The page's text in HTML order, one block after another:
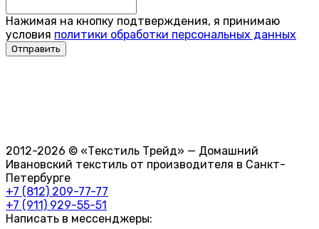
Нажимая на кнопку подтверждения, я принимаю
условия политики обработки персональных данных
2012-2026 © «Текстиль Трейд» — Домашний
Ивановский текстиль от производителя в Санкт-
Петербурге
+7 (812) 209-77-77
+7 (911) 929-55-51
Написать в мессенджеры: